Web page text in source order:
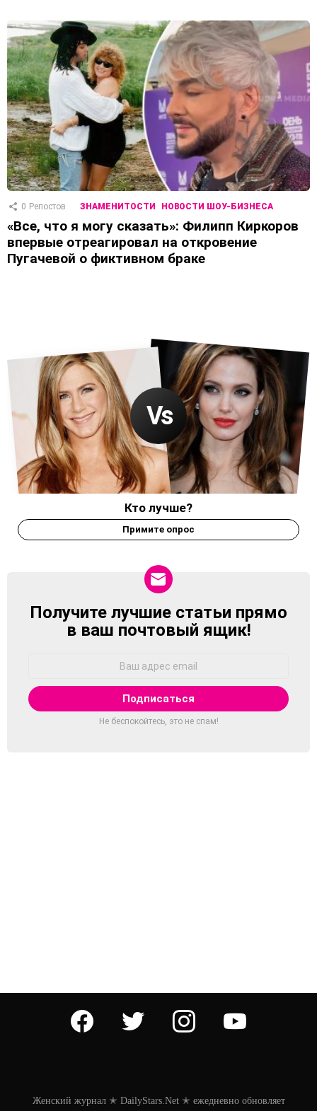
0 Репостов ЗНАМЕНИТОСТИ НОВОСТИ ШОУ-БИЗНЕСА
«Все, что я могу сказать»: Филипп Киркоров
впервые отреагировал на откровение
Пугачевой о фиктивном браке
Кто лучше?
Примите опрос
NEWSLETTER
Получите лучшие статьи прямо
в ваш почтовый ящик!
Не беспокойтесь, это не спам!
facebook twitter instagram
Женский журнал ✭ DailyStars.Net ✭ ежедневно обновляет